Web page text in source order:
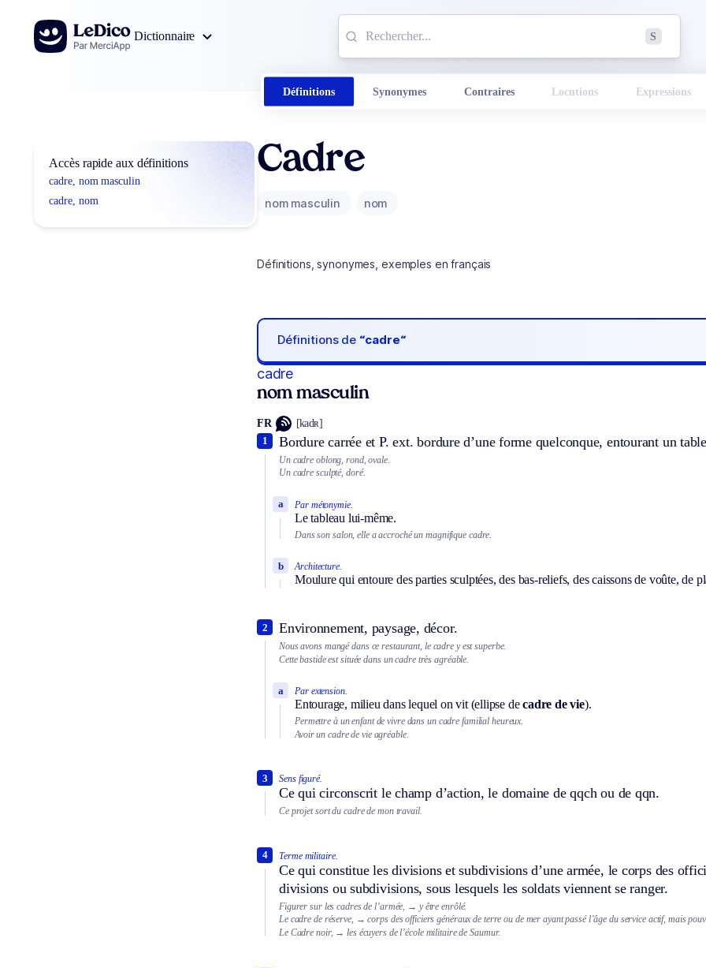
Aller au contenu
Dictionnaire
S
Définitions Synonymes Contraires Locutions Expressions
Accès rapide aux définitions
cadre, nom masculin
cadre, nom
Cadre
nom masculin nom
Définitions, synonymes, exemples en français
Définitions de “cadre“
cadre
nom masculin
FR [kadʀ]
Bordure carrée et P. ext. bordure d’une forme quelconque, entourant un
1
Un cadre oblong, rond, ovale.
Un cadre sculpté, doré.
Par métonymie.
Le tableau lui-même.
a
Dans son salon, elle a accroché un magnifique cadre.
Architecture.
Moulure qui entoure des parties sculptées, des bas-reliefs, des caissons de voûte, de
b
Environnement, paysage, décor.
2
Nous avons mangé dans ce restaurant, le cadre y est superbe.
Cette bastide est située dans un cadre très agréable.
Par extension.
Entourage, milieu dans lequel on vit (ellipse decadre de vie).
a
Permettre à un enfant de vivre dans un cadre familial heureux.
Avoir un cadre de vie agréable.
Sens figuré.
Ce qui circonscrit le champ d’action, le domaine de qqch ou de qqn.
3
Ce projet sort du cadre de mon travail.
Terme militaire.
Ce qui constitue les divisions et subdivisions d’une armée, le corps des
divisions ou subdivisions, sous lesquels les soldats viennent se ranger.
4
Figurer sur les cadres de l’armée, → y être enrôlé.
Le cadre de réserve, → corps des officiers généraux de terre ou de mer ayant passé l’âge du service actif, mais
Le Cadre noir, → les écuyers de l’école militaire de Saumur.